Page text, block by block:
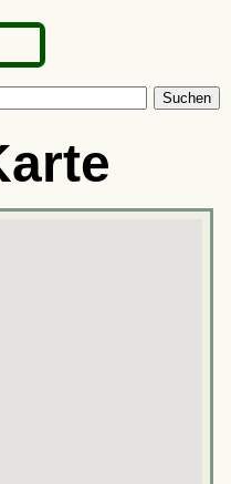
Suchen